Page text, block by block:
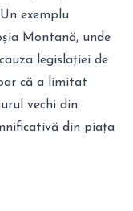
exemplu
Montană, unde
legislației de
că a limitat
vechi din
din piața